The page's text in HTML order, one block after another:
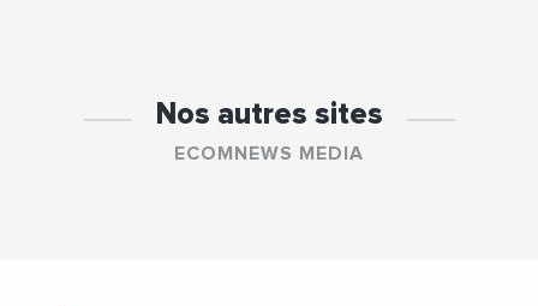
Nos autres sites
ECOMNEWS MEDIA